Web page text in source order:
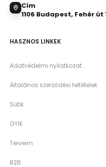
Cím
1106 Budapest, Fehér út
HASZNOS LINKEK
Adatvédelmi nyilatkozat
Általános szerződési feltételek
Sütik
GYIK
Terveim
B2B